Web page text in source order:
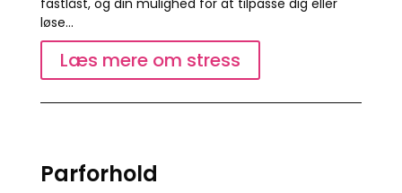
fastlåst, og din mulighed for at tilpasse dig eller
løse…
Læs mere om stress
Parforhold